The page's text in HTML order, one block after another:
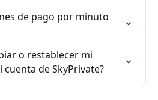
de pago por minuto
o restablecer mi
de SkyPrivate?